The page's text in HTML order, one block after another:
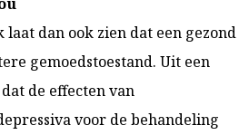
dan ook zien dat een gezond
gemoedstoestand. Uit een
de effecten van
voor de behandeling